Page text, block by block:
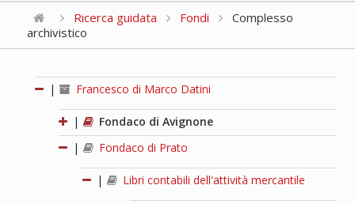
Ricerca guidata Fondi
Complesso
archivistico
| Francesco di Marco Datini
|
Fondaco di Avignone
|
Fondaco di Prato
| Libri contabili dell'attività mercantile